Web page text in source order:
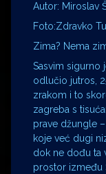
Autor: Miroslav
Foto:Zdravko
Zima? Nema
Sasvim sigurno
odlučio jutros,
zrakom i to
zagreba s
prave džungle
koje već dugi
dok ne dođu ta
prostor između